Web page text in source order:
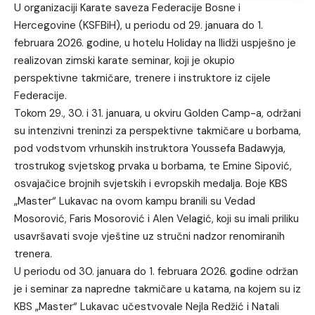
U organizaciji Karate saveza Federacije Bosne i
Hercegovine (KSFBiH), u periodu od 29. januara do 1.
februara 2026. godine, u hotelu Holiday na Ilidži uspješno je
realizovan zimski karate seminar, koji je okupio
perspektivne takmičare, trenere i instruktore iz cijele
Federacije.
Tokom 29., 30. i 31. januara, u okviru Golden Camp-a, održani
su intenzivni treninzi za perspektivne takmičare u borbama,
pod vodstvom vrhunskih instruktora Youssefa Badawyja,
trostrukog svjetskog prvaka u borbama, te Emine Sipović,
osvajačice brojnih svjetskih i evropskih medalja. Boje KBS
„Master“ Lukavac na ovom kampu branili su Vedad
Mosorović, Faris Mosorović i Alen Velagić, koji su imali priliku
usavršavati svoje vještine uz stručni nadzor renomiranih
trenera.
U periodu od 30. januara do 1. februara 2026. godine održan
je i seminar za napredne takmičare u katama, na kojem su iz
KBS „Master“ Lukavac učestvovale Nejla Redžić i Natali